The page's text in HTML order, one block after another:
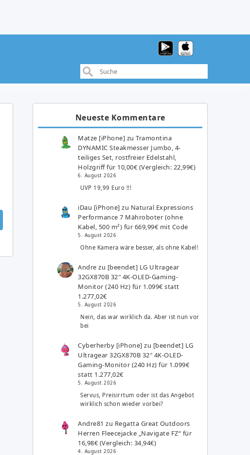
Neueste Kommentare
Matze [iPhone] zuTramontina
DYNAMIC Steakmesser Jumbo, 4-
teiliges Set, rostfreier Edelstahl,
Holzgriff für 10,00€ (Vergleich: 22,99€)
6. August 2026
UVP 19,99 Euro !!!
iDau [iPhone] zu Natural Expressions
Performance 7 Mähroboter (ohne
Kabel, 500 m²) für 669,99€ mit Code
5. August 2026
Ohne Kamera wäre besser, als ohne Kabel!
Andre zu [beendet] LG Ultragear
32GX870B 32″ 4K-OLED-Gaming-
Monitor (240 Hz) für 1.099€ statt
1.277,02€
5. August 2026
Nein, das war wirklich da. Aber ist nun vor
bei
Cyberherby [iPhone] zu [beendet] LG
Ultragear 32GX870B 32″ 4K-OLED-
Gaming-Monitor (240 Hz) für 1.099€
statt 1.277,02€
5. August 2026
Servus, Preisirrtum oder ist das Angebot
wirklich schon wieder vorbei?
Andre81 zu Regatta Great Outdoors
Herren Fleecejacke „Navigate FZ“ für
16,98€ (Vergleich: 34,94€)
4. August 2026